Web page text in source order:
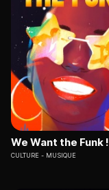
We Want the Funk !
CULTURE MUSIQUE